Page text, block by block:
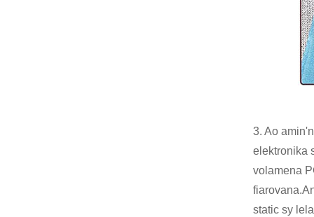
3. Ao
elektronika
volamena
static sy